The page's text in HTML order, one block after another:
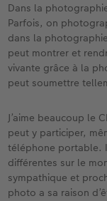
Dans la
Parfois, on
dans la
peut montrer et
vivante grâce à la
peut soumettre
J’aime beaucoup le
peut y participer,
téléphone portable.
différentes sur le
sympathique et
photo a sa raison